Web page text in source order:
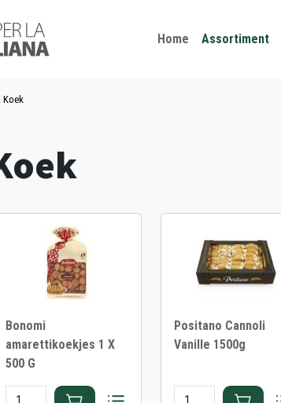
Home Assortiment
Koek
Bonomi
amarettikoekjes 1 X
500 G
Positano Cannoli
Vanille 1500g